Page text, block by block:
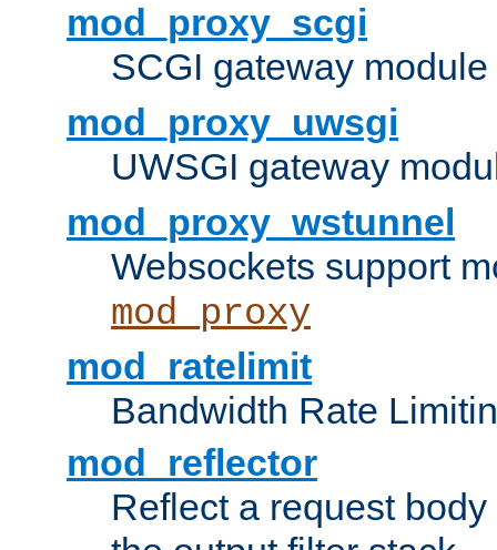
mod_proxy_scgi
SCGI gateway
mod_proxy_uwsgi
UWSGI gateway
mod_proxy_wstunnel
Websockets support
mod_proxy
mod_ratelimit
Bandwidth Rate
mod_reflector
Reflect a request